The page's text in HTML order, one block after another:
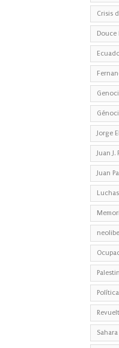
Crisis
Douce
Jorge
Juan J.
Juan